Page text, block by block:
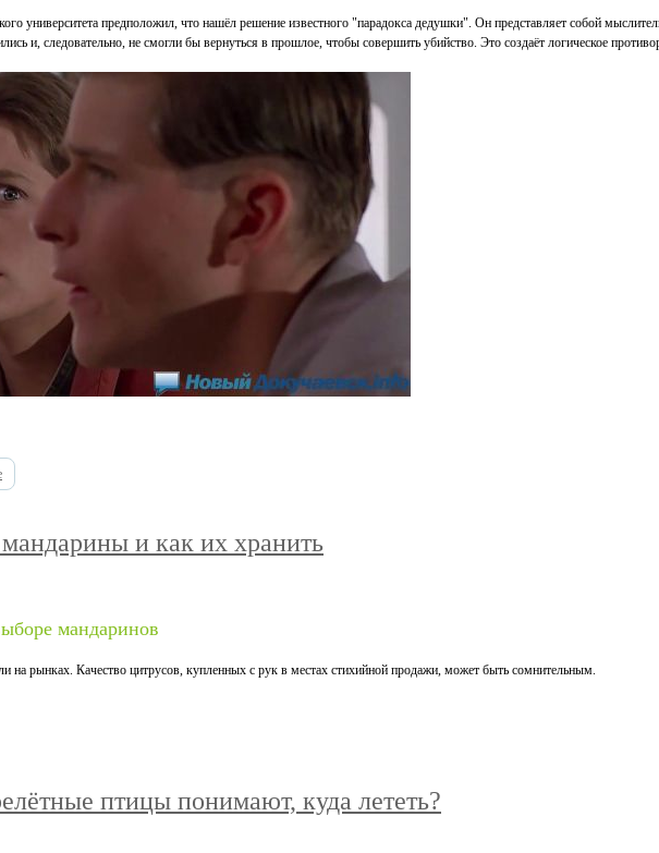
университета предположил, что нашёл решение известного "парадокса дедушки". Он представляет собой
и, следовательно, не смогли бы вернуться в прошлое, чтобы совершить убийство. Это создаёт логическое
и как их хранить
мандаринов
на рынках. Качество цитрусов, купленных с рук в местах стихийной продажи, может быть сомнительным.
птицы понимают, куда лететь?